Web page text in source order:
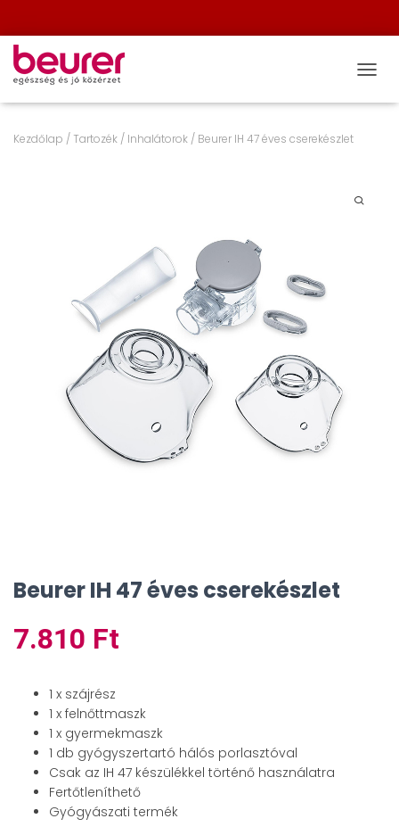
Kezdőlap / Tartozék / Inhalátorok / Beurer IH 47 éves cserekészlet
Beurer IH 47 éves cserekészlet
7.810 Ft
1 x szájrész
1 x felnőttmaszk
1 x gyermekmaszk
1 db gyógyszertartó hálós porlasztóval
Csak az IH 47 készülékkel történő használatra
Fertőtleníthető
Gyógyászati termék